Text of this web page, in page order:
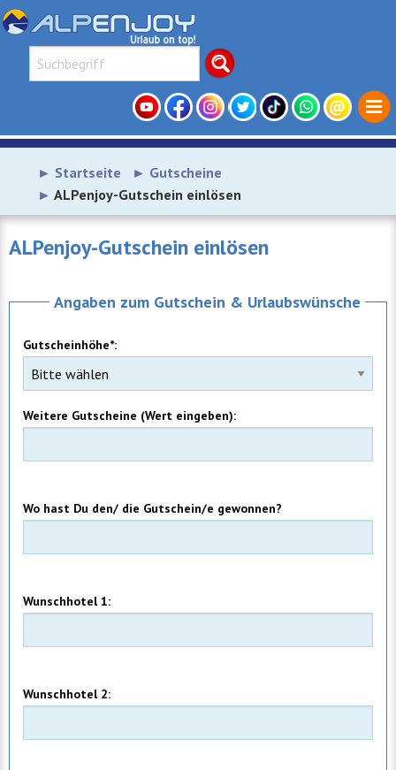
Startseite
Gutscheine
ALPenjoy-Gutschein einlösen
ALPenjoy-Gutschein einlösen
Angaben zum Gutschein & Urlaubswünsche
Gutscheinhöhe*:
Weitere Gutscheine (Wert eingeben):
Wo hast Du den/ die Gutschein/e gewonnen?
Wunschhotel 1:
Wunschhotel 2: